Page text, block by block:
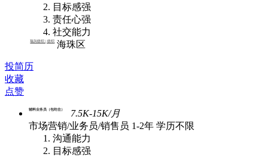
目标感强
责任心强
社交能力
瑞兴纺织 | 纺织 海珠区
投简历
收藏
点赞
辅料业务员（包吃住）
7.5K-15K/月
市场营销/业务员/销售员 1-2年 学历不限
沟通能力
目标感强